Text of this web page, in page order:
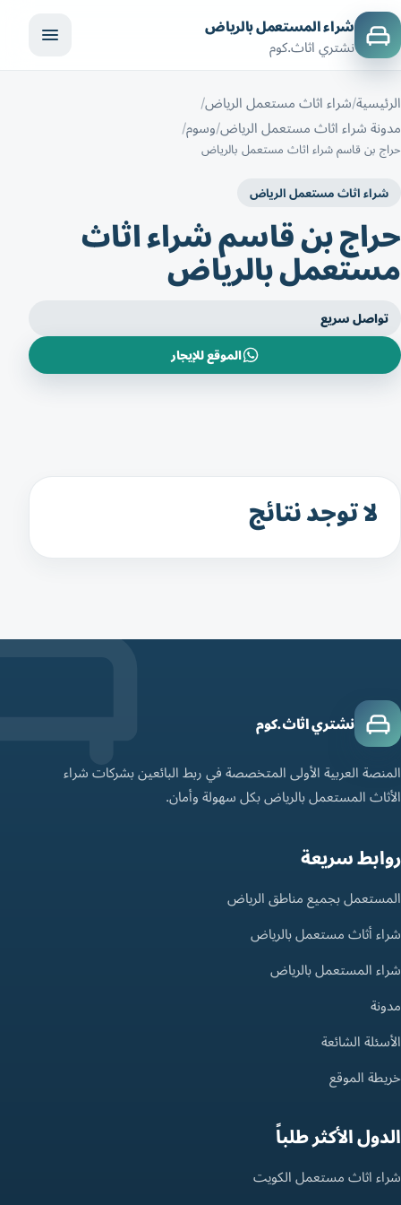
شراء المستعمل بالرياض
نشتري اثاث.كوم
الرئيسية شراء اثاث مستعمل الرياض
مدونة شراء اثاث مستعمل الرياض وسوم
حراج بن قاسم شراء اثاث مستعمل بالرياض
شراء اثاث مستعمل الرياض
حراج بن قاسم شراء اثاث
مستعمل بالرياض
تواصل سريع
الموقع للإيجار
لا توجد نتائج
نشتري اثاث.كوم
المنصة العربية الأولى المتخصصة في ربط البائعين بشركات شراء
الأثاث المستعمل بالرياض بكل سهولة وأمان.
روابط سريعة
المستعمل بجميع مناطق الرياض
شراء أثاث مستعمل بالرياض
شراء المستعمل بالرياض
مدونة
الأسئلة الشائعة
خريطة الموقع
الدول الأكثر طلباً
شراء اثاث مستعمل الكويت